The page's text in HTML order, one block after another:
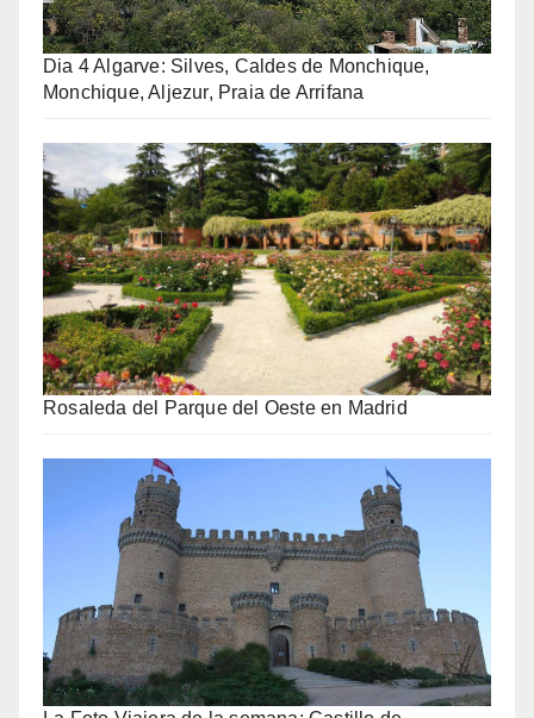
Dia 4 Algarve: Silves, Caldes de Monchique,
Monchique, Aljezur, Praia de Arrifana
Rosaleda del Parque del Oeste en Madrid